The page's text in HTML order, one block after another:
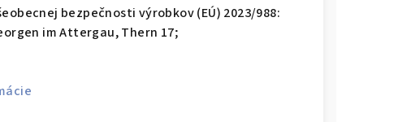
bezpečnosti výrobkov (EÚ) 2023/988:
im Attergau, Thern 17;